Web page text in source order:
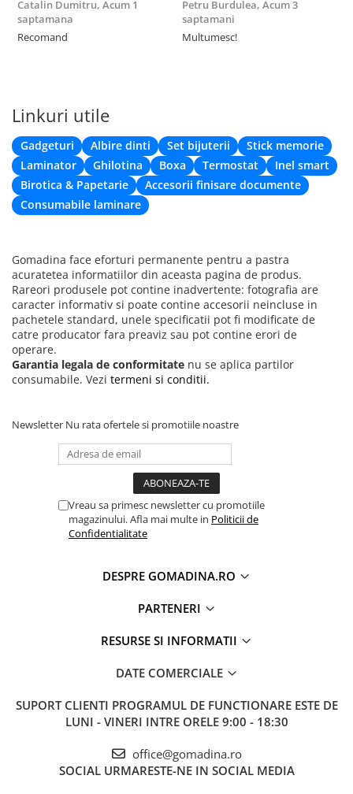
Catalin Dumitru, Acum 1
saptamana
Recomand
Petru Burdulea, Acum 3
saptamani
Multumesc!
Linkuri utile
Gadgeturi Albire dinti Set bijuterii
Stick memorie
Laminator
Ghilotina Boxa Termostat
Inel smart
Birotica & Papetarie
Accesorii finisare documente
Consumabile laminare
Gomadina face eforturi permanente pentru a pastra
acuratetea informatiilor din aceasta pagina de produs.
Rareori produsele pot contine inadvertente: fotografia are
caracter informativ si poate contine accesorii neincluse in
pachetele standard, unele specificatii pot fi modificate de
catre producator fara preaviz sau pot contine erori de
operare.
Garantia legala de conformitate nu se aplica partilor
consumabile. Vezi termeni si conditii.
Newsletter Nu rata ofertele si promotiile noastre
Vreau sa primesc newsletter cu promotiile
magazinului. Afla mai multe in Politicii de
Confidentialitate
DESPRE GOMADINA.RO
PARTENERI
RESURSE SI INFORMATII
DATE COMERCIALE
SUPORT CLIENTI PROGRAMUL DE FUNCTIONARE ESTE DE
LUNI - VINERI INTRE ORELE 9:00 - 18:30
office@gomadina.ro
SOCIAL URMARESTE-NE IN SOCIAL MEDIA